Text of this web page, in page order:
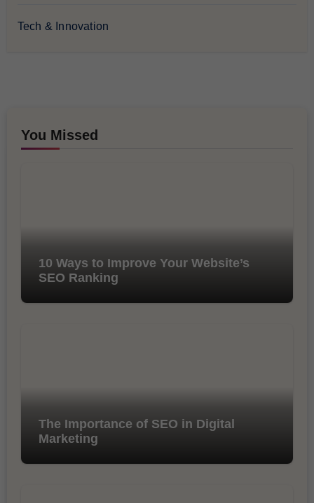
Tech & Innovation
You Missed
10 Ways to Improve Your Website’s
SEO Ranking
The Importance of SEO in Digital
Marketing